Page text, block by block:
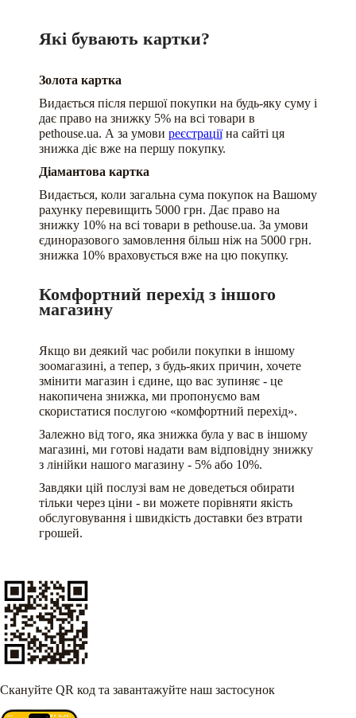
Які бувають картки?
Золота картка
Видається після першої покупки на будь-яку суму і
дає право на знижку 5% на всі товари в
pethouse.ua. А за умови реєстраціїна сайті ця
знижка діє вже на першу покупку.
Діамантова картка
Видається, коли загальна сума покупок на Вашому
рахунку перевищить 5000 грн. Дає право на
знижку 10% на всі товари в pethouse.ua. За умови
єдиноразового замовлення більш ніж на 5000 грн.
знижка 10% враховується вже на цю покупку.
Комфортний перехід з іншого
магазину
Якщо ви деякий час робили покупки в іншому
зоомагазині, а тепер, з будь-яких причин, хочете
змінити магазин і єдине, що вас зупиняє - це
накопичена знижка, ми пропонуємо вам
скористатися послугою «комфортний перехід».
Залежно від того, яка знижка була у вас в іншому
магазині, ми готові надати вам відповідну знижку
з лінійки нашого магазину - 5% або 10%.
Завдяки цій послузі вам не доведеться обирати
тільки через ціни - ви можете порівняти якість
обслуговування і швидкість доставки без втрати
грошей.
Скануйте QR код та завантажуйте наш застосунок